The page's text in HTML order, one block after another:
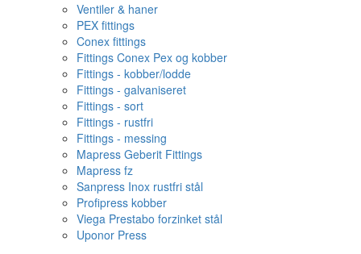
Ventiler & haner
PEX fittings
Conex fittings
Fittings Conex Pex og kobber
Fittings - kobber/lodde
Fittings - galvaniseret
Fittings - sort
Fittings - rustfri
Fittings - messing
Mapress Geberit Fittings
Mapress fz
Sanpress Inox rustfri stål
Profipress kobber
Viega Prestabo forzinket stål
Uponor Press